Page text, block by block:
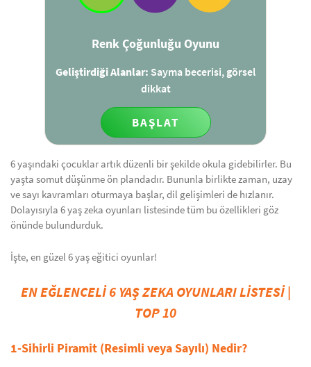
Renk Çoğunluğu Oyunu
Geliştirdiği Alanlar: Sayma becerisi, görsel
dikkat
BAŞLAT
6 yaşındaki çocuklar artık düzenli bir şekilde okula gidebilirler. Bu
yaşta somut düşünme ön plandadır. Bununla birlikte zaman, uzay
ve sayı kavramları oturmaya başlar, dil gelişimleri de hızlanır.
Dolayısıyla 6 yaş zeka oyunları listesinde tüm bu özellikleri göz
önünde bulundurduk.
İşte, en güzel 6 yaş eğitici oyunlar!
EN EĞLENCELİ 6 YAŞ ZEKA OYUNLARI LİSTESİ |
TOP 10
1-Sihirli Piramit (Resimli veya Sayılı) Nedir?